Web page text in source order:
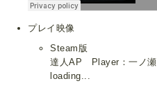
プレイ映像
Steam版
達人AP Player：一ノ瀬
loading...